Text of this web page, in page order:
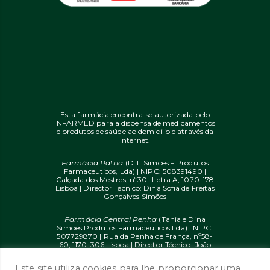
Esta farmácia encontra-se autorizada pelo
INFARMED para a dispensa de medicamentos
e produtos de saúde ao domicílio e através da
internet.
Farmácia Patria (D.T. Simões – Produtos
Farmaceuticos, Lda) | NIPC: 508391490 |
Calçada dos Mestres, nº30 -Letra A, 1070-178
Lisboa | Director Técnico: Dina Sofia de Freitas
Gonçalves Simões
Farmácia Central Penha (Tania e Dina
Simoes Produtos Farmaceuticos Lda) | NIPC:
507729870 | Rua da Penha de França, nº58-
60, 1170-306 Lisboa | Director Técnico: João